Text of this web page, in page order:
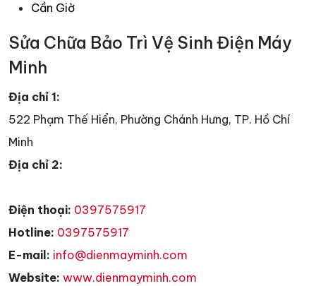
Cần Giờ
Sửa Chữa Bảo Trì Vệ Sinh Điện Máy
Minh
Địa chỉ 1:
522 Phạm Thế Hiển, Phường Chánh Hưng, TP. Hồ Chí
Minh
Địa chỉ 2:
Điện thoại: 0397575917
Hotline: 0397575917
E-mail: info@dienmayminh.com
Website: www.dienmayminh.com